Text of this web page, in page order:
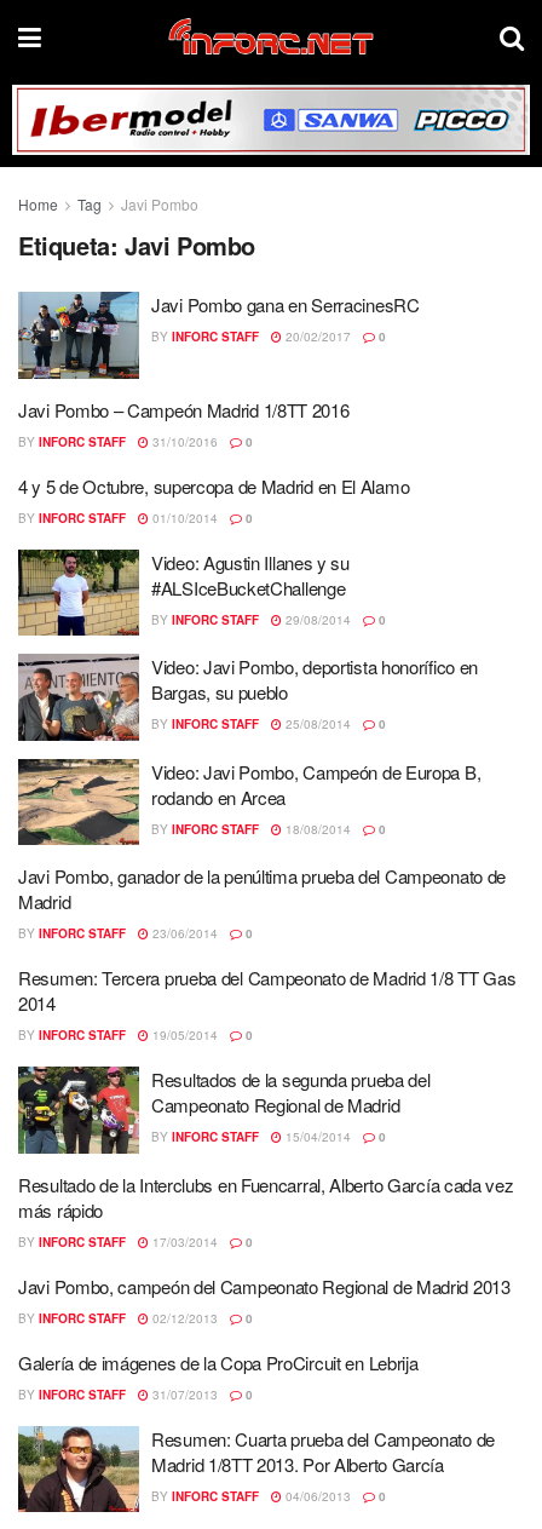
Home Tag Javi Pombo
Etiqueta: Javi Pombo
Javi Pombo gana en SerracinesRC
BY INFORC STAFF 20/02/2017 0
Javi Pombo – Campeón Madrid 1/8TT 2016
BY INFORC STAFF 31/10/2016 0
4 y 5 de Octubre, supercopa de Madrid en El Alamo
BY INFORC STAFF 01/10/2014 0
Video: Agustin Illanes y su
#ALSIceBucketChallenge
BY INFORC STAFF 29/08/2014 0
Video: Javi Pombo, deportista honorífico en
Bargas, su pueblo
BY INFORC STAFF 25/08/2014 0
Video: Javi Pombo, Campeón de Europa B,
rodando en Arcea
BY INFORC STAFF 18/08/2014 0
Javi Pombo, ganador de la penúltima prueba del Campeonato de
Madrid
BY INFORC STAFF 23/06/2014 0
Resumen: Tercera prueba del Campeonato de Madrid 1/8 TT Gas
2014
BY INFORC STAFF 19/05/2014 0
Resultados de la segunda prueba del
Campeonato Regional de Madrid
BY INFORC STAFF 15/04/2014 0
Resultado de la Interclubs en Fuencarral, Alberto García cada vez
más rápido
BY INFORC STAFF 17/03/2014 0
Javi Pombo, campeón del Campeonato Regional de Madrid 2013
BY INFORC STAFF 02/12/2013 0
Galería de imágenes de la Copa ProCircuit en Lebrija
BY INFORC STAFF 31/07/2013 0
Resumen: Cuarta prueba del Campeonato de
Madrid 1/8TT 2013. Por Alberto García
BY INFORC STAFF 04/06/2013 0